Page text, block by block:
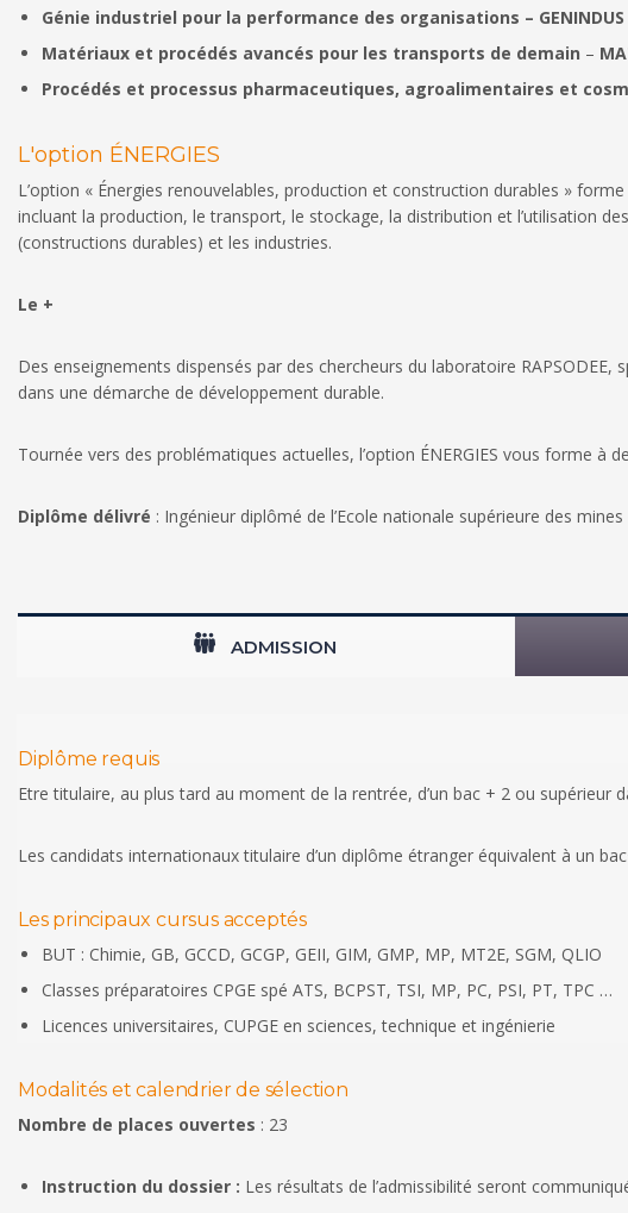
Génie industriel pour la performance des organisations – GENINDUS
Matériaux et procédés avancés pour les transports de demain –
Procédés et processus pharmaceutiques, agroalimentaires et
L'option ÉNERGIES
L’option « Énergies renouvelables, production et construction durables »
incluant la production, le transport, le stockage, la distribution et l’utilisation
(constructions durables) et les industries.
Le +
Des enseignements dispensés par des chercheurs du laboratoire
dans une démarche de développement durable.
Tournée vers des problématiques actuelles, l’option ÉNERGIES vous forme à
Diplôme délivré : Ingénieur diplômé de l’Ecole nationale supérieure des
ADMISSION
Diplôme requis
Etre titulaire, au plus tard au moment de la rentrée, d’un bac + 2 ou supérieur
Les candidats internationaux titulaire d’un diplôme étranger équivalent à un
Les principaux cursus acceptés
BUT : Chimie, GB, GCCD, GCGP, GEII, GIM, GMP, MP, MT2E, SGM, QLIO
Classes préparatoires CPGE spé ATS, BCPST, TSI, MP, PC, PSI, PT, TPC …
Licences universitaires, CUPGE en sciences, technique et ingénierie
Modalités et calendrier de sélection
Nombre de places ouvertes : 23
Instruction du dossier : Les résultats de l’admissibilité seront